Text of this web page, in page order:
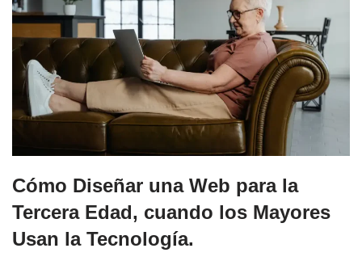
Cómo Diseñar una Web para la
Tercera Edad, cuando los Mayores
Usan la Tecnología.